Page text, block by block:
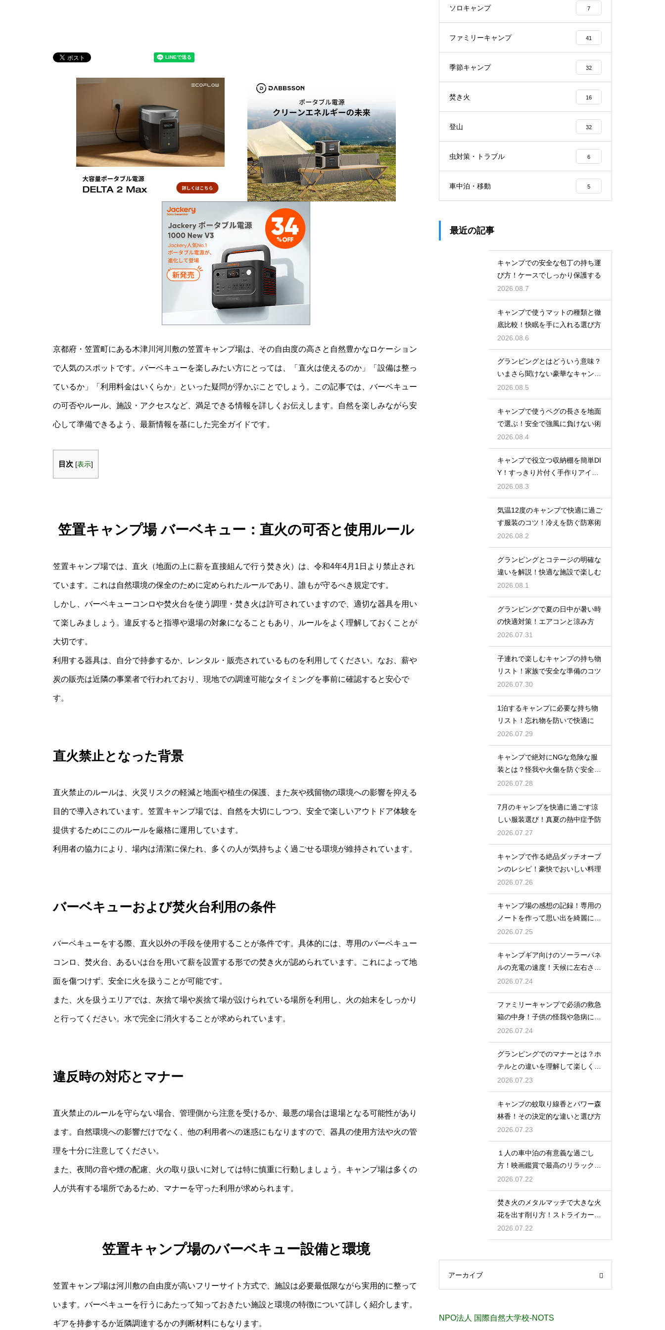
京都府・笠置町にある木津川河川敷の笠置キャンプ場は、その自由度の高さと自然豊かなロケーション
で人気のスポットです。バーベキューを楽しみたい方にとっては、「直火は使えるのか」「設備は整っ
ているか」「利用料金はいくらか」といった疑問が浮かぶことでしょう。この記事では、バーベキュー
の可否やルール、施設・アクセスなど、満足できる情報を詳しくお伝えします。自然を楽しみながら安
心して準備できるよう、最新情報を基にした完全ガイドです。
目次 [表示]
笠置キャンプ場 バーベキュー：直火の可否と使用ルール
笠置キャンプ場では、直火（地面の上に薪を直接組んで行う焚き火）は、令和4年4月1日より禁止され
ています。これは自然環境の保全のために定められたルールであり、誰もが守るべき規定です。
しかし、バーベキューコンロや焚火台を使う調理・焚き火は許可されていますので、適切な器具を用い
て楽しみましょう。違反すると指導や退場の対象になることもあり、ルールをよく理解しておくことが
大切です。
利用する器具は、自分で持参するか、レンタル・販売されているものを利用してください。なお、薪や
炭の販売は近隣の事業者で行われており、現地での調達可能なタイミングを事前に確認すると安心で
す。
直火禁止となった背景
直火禁止のルールは、火災リスクの軽減と地面や植生の保護、また灰や残留物の環境への影響を抑える
目的で導入されています。笠置キャンプ場では、自然を大切にしつつ、安全で楽しいアウトドア体験を
提供するためにこのルールを厳格に運用しています。
利用者の協力により、場内は清潔に保たれ、多くの人が気持ちよく過ごせる環境が維持されています。
バーベキューおよび焚火台利用の条件
バーベキューをする際、直火以外の手段を使用することが条件です。具体的には、専用のバーベキュー
コンロ、焚火台、あるいは台を用いて薪を設置する形での焚き火が認められています。これによって地
面を傷つけず、安全に火を扱うことが可能です。
また、火を扱うエリアでは、灰捨て場や炭捨て場が設けられている場所を利用し、火の始末をしっかり
と行ってください。水で完全に消火することが求められています。
違反時の対応とマナー
直火禁止のルールを守らない場合、管理側から注意を受けるか、最悪の場合は退場となる可能性があり
ます。自然環境への影響だけでなく、他の利用者への迷惑にもなりますので、器具の使用方法や火の管
理を十分に注意してください。
また、夜間の音や煙の配慮、火の取り扱いに対しては特に慎重に行動しましょう。キャンプ場は多くの
人が共有する場所であるため、マナーを守った利用が求められます。
笠置キャンプ場のバーベキュー設備と環境
笠置キャンプ場は河川敷の自由度が高いフリーサイト方式で、施設は必要最低限ながら実用的に整って
います。バーベキューを行うにあたって知っておきたい施設と環境の特徴について詳しく紹介します。
ギアを持参するか近隣調達するかの判断材料にもなります。
ソロキャンプ 7
ファミリーキャンプ 41
季節キャンプ 32
焚き火 16
登山 32
虫対策・トラブル 6
車中泊・移動 5
最近の記事
キャンプでの安全な包丁の持ち運
び方！ケースでしっかり保護する
2026.08.7
キャンプで使うマットの種類と徹
底比較！快眠を手に入れる選び方
2026.08.6
グランピングとはどういう意味？
いまさら聞けない豪華なキャンプ
術
2026.08.5
キャンプで使うペグの長さを地面
で選ぶ！安全で強風に負けない術
2026.08.4
キャンプで役立つ収納棚を簡単DI
Y！すっきり片付く手作りアイデ
ア
2026.08.3
気温12度のキャンプで快適に過ご
す服装のコツ！冷えを防ぐ防寒術
2026.08.2
グランピングとコテージの明確な
違いを解説！快適な施設で楽しむ
2026.08.1
グランピングで夏の日中が暑い時
の快適対策！エアコンと涼み方
2026.07.31
子連れで楽しむキャンプの持ち物
リスト！家族で安全な準備のコツ
2026.07.30
1泊するキャンプに必要な持ち物
リスト！忘れ物を防いで快適に
2026.07.29
キャンプで絶対にNGな危険な服
装とは？怪我や火傷を防ぐ安全対
策
2026.07.28
7月のキャンプを快適に過ごす涼
しい服装選び！真夏の熱中症予防
2026.07.27
キャンプで作る絶品ダッチオーブ
ンのレシピ！豪快でおいしい料理
2026.07.26
キャンプ場の感想の記録！専用の
ノートを作って思い出を綺麗に残
そう
2026.07.25
キャンプギア向けのソーラーパネ
ルの充電の速度！天候に左右され
ない選び方
2026.07.24
ファミリーキャンプで必須の救急
箱の中身！子供の怪我や急病に備
えるセット
2026.07.24
グランピングでのマナーとは？ホ
テルとの違いを理解して楽しく過
ごす
2026.07.23
キャンプの蚊取り線香とパワー森
林香！その決定的な違いと選び方
2026.07.23
１人の車中泊の有意義な過ごし
方！映画鑑賞で最高のリラックス
タイム
2026.07.22
焚き火のメタルマッチで大きな火
花を出す削り方！ストライカーの
角度の秘密
2026.07.22
アーカイブ
NPO法人 国際自然大学校-NOTS